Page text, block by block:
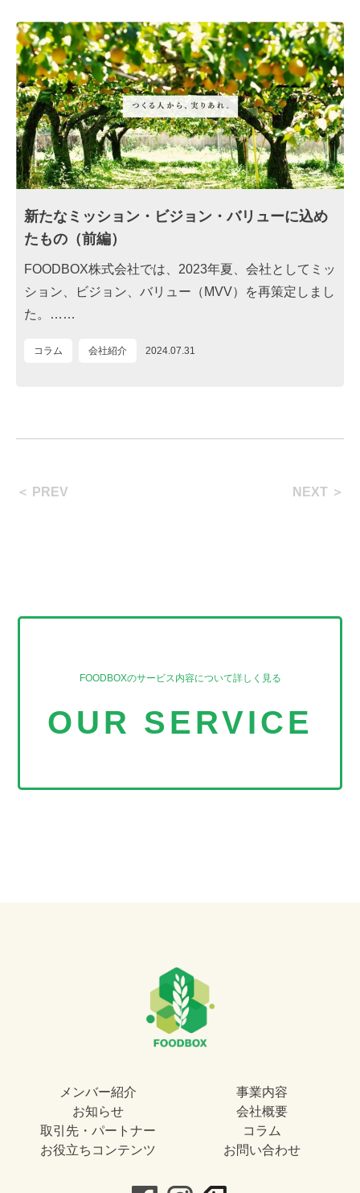
新たなミッション・ビジョン・バリューに込め
たもの（前編）
FOODBOX株式会社では、2023年夏、会社としてミッ
ション、ビジョン、バリュー（MVV）を再策定しまし
た。……
コラム 会社紹介 2024.07.31
＜ PREV NEXT ＞
FOODBOXのサービス内容について詳しく見る
OUR SERVICE
メンバー紹介
事業内容
お知らせ
会社概要
取引先・パートナー
コラム
お役立ちコンテンツ
お問い合わせ